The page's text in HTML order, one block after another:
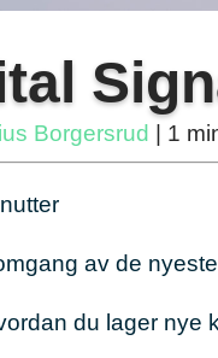
Borgersrud | 1
av de
du lager nye